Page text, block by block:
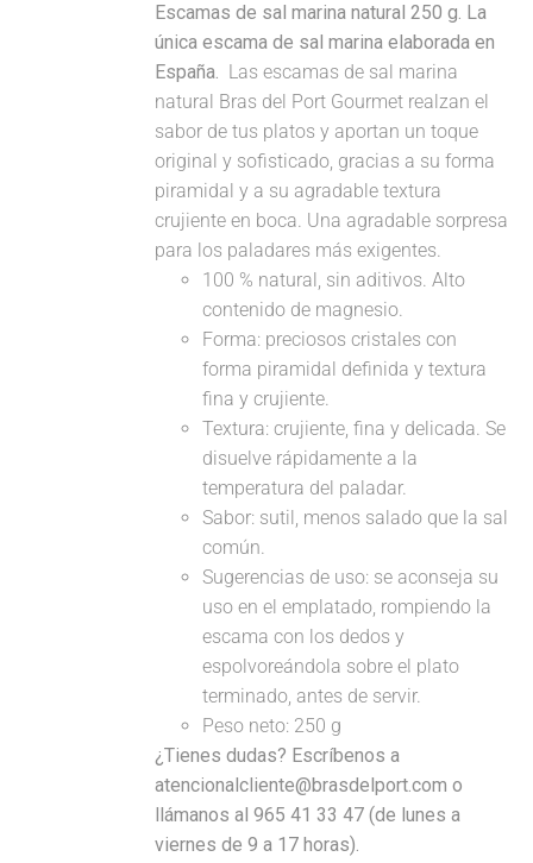
Escamas de sal marina natural 250 g. La
única escama de sal marina elaborada en
España. Las escamas de sal marina
natural Bras del Port Gourmet realzan el
sabor de tus platos y aportan un toque
original y sofisticado, gracias a su forma
piramidal y a su agradable textura
crujiente en boca. Una agradable sorpresa
para los paladares más exigentes.
100 % natural, sin aditivos. Alto
contenido de magnesio.
Forma: preciosos cristales con
forma piramidal definida y textura
fina y crujiente.
Textura: crujiente, fina y delicada. Se
disuelve rápidamente a la
temperatura del paladar.
Sabor: sutil, menos salado que la sal
común.
Sugerencias de uso: se aconseja su
uso en el emplatado, rompiendo la
escama con los dedos y
espolvoreándola sobre el plato
terminado, antes de servir.
Peso neto: 250 g
¿Tienes dudas? Escríbenos a
atencionalcliente@brasdelport.com o
llámanos al 965 41 33 47 (de lunes a
viernes de 9 a 17 horas).